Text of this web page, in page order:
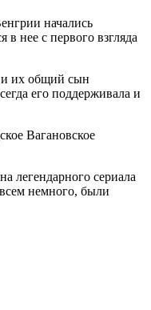
начались
нее с первого взгляда
и их общий сын
его поддерживала и
Вагановское
легендарного сериала
немного, были